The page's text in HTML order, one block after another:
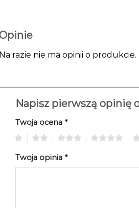
Na razie nie ma opinii o produkcie.
Napisz pierwszą opinię
Twoja ocena *
Twoja opinia *